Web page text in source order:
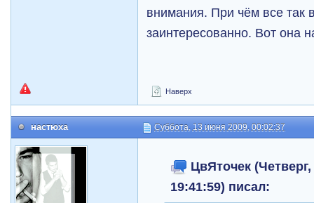
внимания. При чём все так
заинтересованно. Вот она
Наверх
настюха Суббота, 13 июня 2009, 00:02:37
ЦвЯточек
19:41:59) писал: